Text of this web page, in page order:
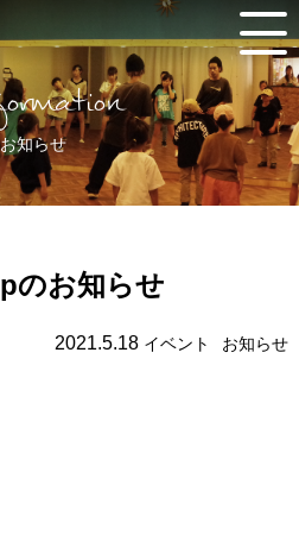
お知らせ
のお知らせ
2021.5.18 イベント お知らせ